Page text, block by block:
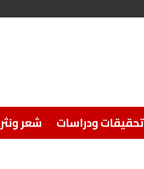
تحقيقات ودراسات شعر ونثر